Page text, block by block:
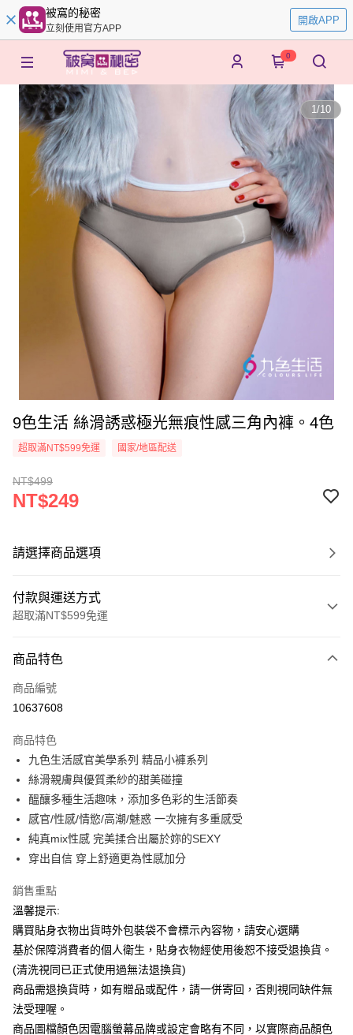
被窩的秘密
立刻使用官方APP
開啟APP
0
1/10
9色生活 絲滑誘惑極光無痕性感三角內褲。4色
超取滿NT$599免運 國家/地區配送
NT$499
NT$249
請選擇商品選項
付款與運送方式
超取滿NT$599免運
信用卡一次付款
超商取貨付款
Apple Pay
街口支付
悠遊付
ATM付款
全家付款取貨
每筆NT$65，滿NT$599(含以上)免運費
7-11付款取貨
每筆NT$65，滿NT$599(含以上)免運費
宅配
每筆NT$80，滿NT$599(含以上)免運費
商品特色
商品編號
10637608
商品特色
九色生活感官美學系列 精品小褲系列
絲滑親膚與優質柔紗的甜美碰撞
醞釀多種生活趣味，添加多色彩的生活節奏
感官/性感/情慾/高潮/魅惑 一次擁有多重感受
純真mix性感 完美揉合出屬於妳的SEXY
穿出自信 穿上舒適更為性感加分
銷售重點
溫馨提示:
購買貼身衣物出貨時外包裝袋不會標示內容物，請安心選購
基於保障消費者的個人衛生，貼身衣物經使用後恕不接受退換貨。
(清洗視同已正式使用過無法退換貨)
商品需退換貨時，如有贈品或配件，請一併寄回，否則視同缺件無
法受理喔。
商品圖檔顏色因電腦螢幕品牌或設定會略有不同，以實際商品顏色